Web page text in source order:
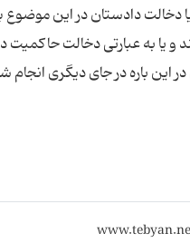
دخالت دادستان در این
یا به عبارتی دخالت
این باره در جای دیگری